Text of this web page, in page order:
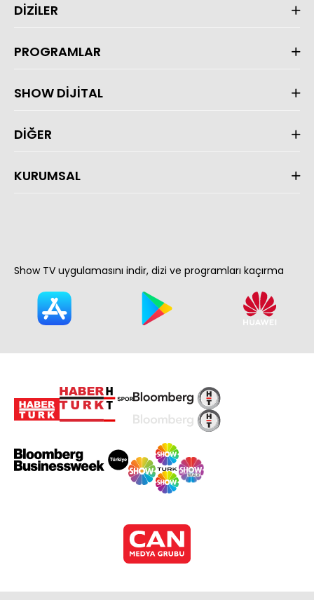
DİZİLER
PROGRAMLAR
SHOW DİJİTAL
DİĞER
KURUMSAL
Show TV uygulamasını indir, dizi ve programları kaçırma